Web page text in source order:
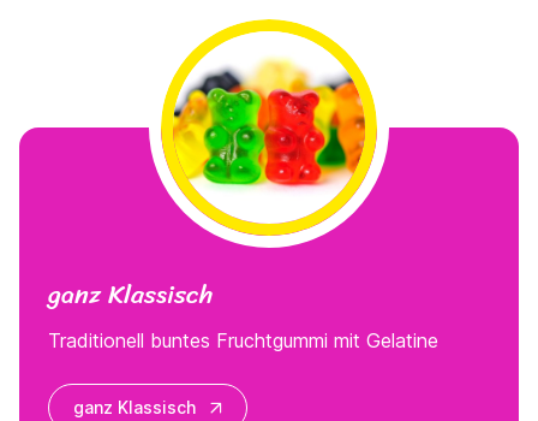
ganz Klassisch
Traditionell buntes Fruchtgummi mit Gelatine
ganz Klassisch